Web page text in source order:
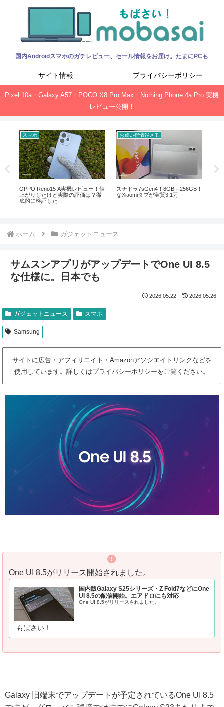
国内Androidスマホのガチレビュー、セール情報をお届け。たまにPCも
サイト情報 プライバシーポリシー
Pixel 10a・Galaxy A57・POCO X8 Pro Max・Nothing Phone 4a Pro 実機
レビュー公開！
スマホ
OPPO Reno15 A実機レビュー！値
上がりしたけど実際の評価は？徹
底的に検証した
お買い得情報メモ
スナドラ7sGen4！8GB＋256GB！
なXiaomiタブが実質3.1万
ホーム ガジェットニュース
サムスンアプリがアップデートでOne UI 8.5
な仕様に。日本でも
2026.05.22 2026.05.26
ガジェットニュース スマホ
Samsung
サイトに広告・アフィリエイト・Amazonアソシエイトリンクなどを
使用しています。詳しくはプライバシーポリシーをご覧ください。
One UI 8.5がリリース開始されました。
国内版Galaxy S25シリーズ・Z Fold7などにOne
UI 8.5の配信開始。エアドロにも対応
One UI 8.5がリリースされました。
もばさい！
Galaxy 旧端末でアップデートが予定されているOne UI 8.5